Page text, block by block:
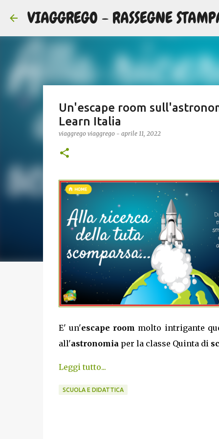
VIAGGREGO - RASSEGNE
Un'escape room
Learn Italia
viaggrego viaggrego - aprile 11, 2022
E' un'escape room molto intrigante
all'astronomiaper la classe Quinta di
Leggi tutto...
SCUOLA E DIDATTICA